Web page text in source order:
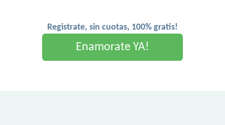
Registrate, sin cuotas, 100% gratis!
Enamorate YA!